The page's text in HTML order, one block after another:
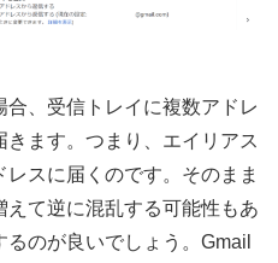
、受信トレイに複数アドレ
ます。つまり、エイリアス
スに届くのです。そのまま
て逆に混乱する可能性もあ
のが良いでしょう。Gmail